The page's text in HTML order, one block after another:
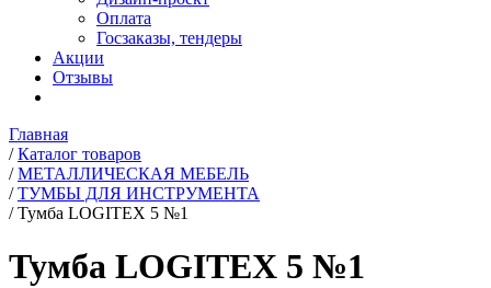
Оплата
Госзаказы, тендеры
Акции
Отзывы
Главная
/ Каталог товаров
/ МЕТАЛЛИЧЕСКАЯ МЕБЕЛЬ
/ ТУМБЫ ДЛЯ ИНСТРУМЕНТА
/ Тумба LOGITEX 5 №1
Тумба LOGITEX 5 №1